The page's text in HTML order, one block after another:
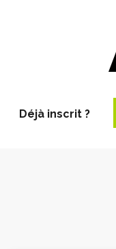
Déjà inscrit ?